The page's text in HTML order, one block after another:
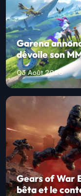
Garena
dévoile son
03 Août 2026
Gears of War
bêta et le